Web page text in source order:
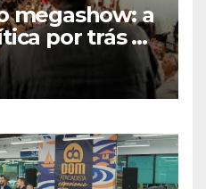
megashow: a
por trás da
Paes no